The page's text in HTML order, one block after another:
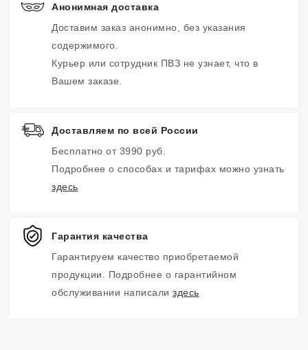
Анонимная доставка
Доставим заказ анонимно, без указания
содержимого.
Курьер или сотрудник ПВЗ не узнает, что в
Вашем заказе.
Доставляем по всей России
Бесплатно от 3990 руб.
Подробнее о способах и тарифах можно узнать
здесь
Гарантия качества
Гарантируем качество приобретаемой
продукции. Подробнее о гарантийном
обслуживании написали здесь